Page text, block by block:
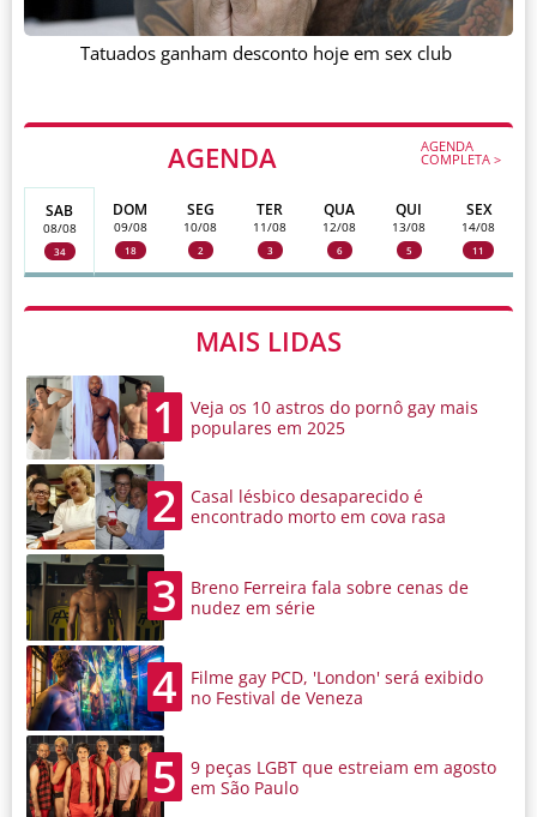
AGENDA AGENDA
COMPLETA >
SAB
08/08
34
DOM
09/08
18
SEG
10/08
2
TER
11/08
3
QUA
12/08
6
QUI
13/08
5
SEX
14/08
11
MAIS LIDAS
1
Veja os 10 astros do pornô gay mais
populares em 2025
2
Casal lésbico desaparecido é
encontrado morto em cova rasa
3
Breno Ferreira fala sobre cenas de
nudez em série
4
Filme gay PCD, 'London' será exibido
no Festival de Veneza
5
9 peças LGBT que estreiam em agosto
em São Paulo
Tatuados ganham desconto hoje em sex club